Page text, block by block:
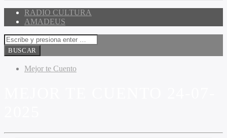
RADIO CULTURA
AMADEUS
Mejor te Cuento